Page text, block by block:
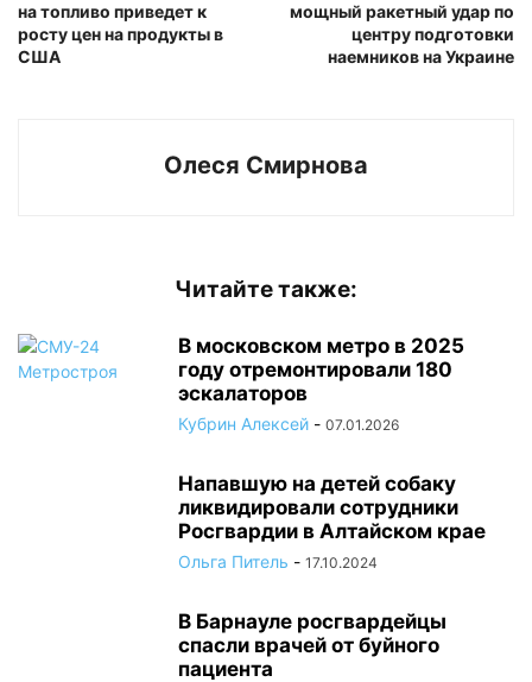
на топливо приведет к
росту цен на продукты в
США
мощный ракетный удар по
центру подготовки
наемников на Украине
Олеся Смирнова
Читайте также:
В московском метро в 2025
году отремонтировали 180
эскалаторов
Кубрин Алексей - 07.01.2026
Напавшую на детей собаку
ликвидировали сотрудники
Росгвардии в Алтайском крае
Ольга Питель - 17.10.2024
В Барнауле росгвардейцы
спасли врачей от буйного
пациента